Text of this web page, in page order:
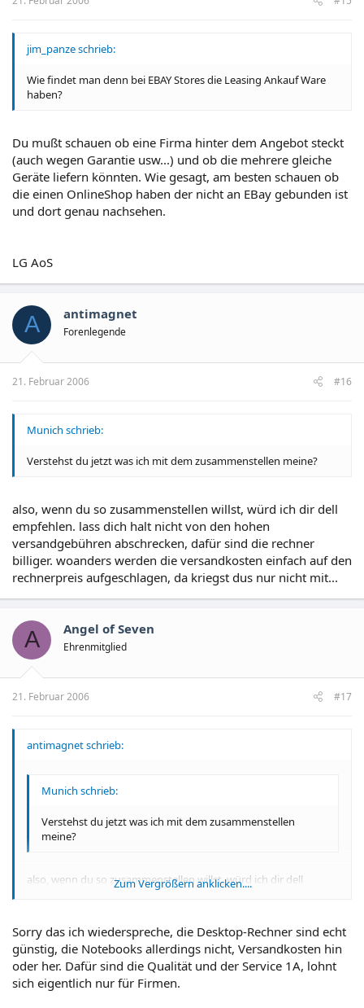
jim_panze schrieb:
Wie findet man denn bei EBAY Stores die Leasing Ankauf Ware
haben?
Du mußt schauen ob eine Firma hinter dem Angebot steckt
(auch wegen Garantie usw...) und ob die mehrere gleiche
Geräte liefern könnten. Wie gesagt, am besten schauen ob
die einen OnlineShop haben der nicht an EBay gebunden ist
und dort genau nachsehen.
LG AoS
A antimagnet
Forenlegende
21. Februar 2006 #16
Munich schrieb:
Verstehst du jetzt was ich mit dem zusammenstellen meine?
also, wenn du so zusammenstellen willst, würd ich dir dell
empfehlen. lass dich halt nicht von den hohen
versandgebühren abschrecken, dafür sind die rechner
billiger. woanders werden die versandkosten einfach auf den
rechnerpreis aufgeschlagen, da kriegst dus nur nicht mit...
A Angel of Seven
Ehrenmitglied
21. Februar 2006 #17
antimagnet schrieb:
Munich schrieb:
Verstehst du jetzt was ich mit dem zusammenstellen
meine?
Zum Vergrößern anklicken....
also, wenn du so zusammenstellen willst, würd ich dir dell
empfehlen. lass dich halt nicht von den hohen versandgebühren
da kriegst dus nur nicht mit...
Zum Vergrößern anklicken....
Sorry das ich wiederspreche, die Desktop-Rechner sind echt
günstig, die Notebooks allerdings nicht, Versandkosten hin
oder her. Dafür sind die Qualität und der Service 1A, lohnt
sich eigentlich nur für Firmen.